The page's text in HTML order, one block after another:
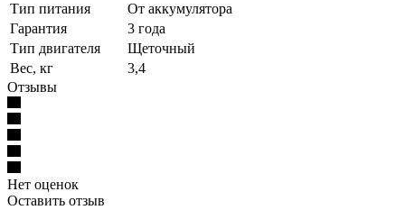
Тип питания
От аккумулятора
Гарантия
3 года
Тип двигателя
Щеточный
Вес, кг
3,4
Отзывы
Нет оценок
Оставить отзыв